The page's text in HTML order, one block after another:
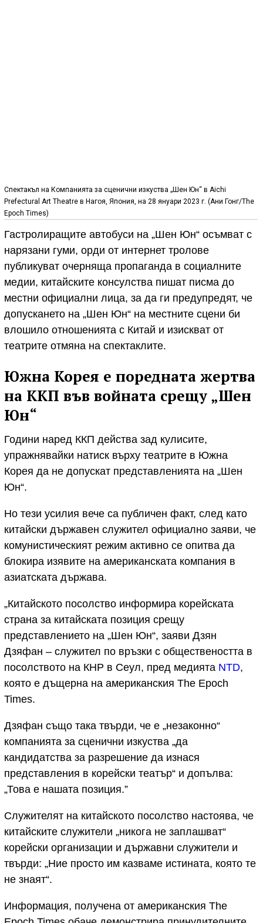
Спектакъл на Компанията за сценични изкуства „Шен Юн“ в Aichi
Prefectural Art Theatre в Нагоя, Япония, на 28 януари 2023 г. (Ани Гонг/The
Epoch Times)
Гастролиращите автобуси на „Шен Юн“ осъмват с
нарязани гуми, орди от интернет тролове
публикуват очерняща пропаганда в социалните
медии, китайските консулства пишат писма до
местни официални лица, за да ги предупредят, че
допускането на „Шен Юн“ на местните сцени би
влошило отношенията с Китай и изискват от
театрите отмяна на спектаклите.
Южна Корея е поредната жертва
на ККП във войната срещу „Шен
Юн“
Години наред ККП действа зад кулисите,
упражнявайки натиск върху театрите в Южна
Корея да не допускат представленията на „Шен
Юн“.
Но тези усилия вече са публичен факт, след като
китайски държавен служител официално заяви, че
комунистическият режим активно се опитва да
блокира изявите на американската компания в
азиатската държава.
„Китайското посолство информира корейската
страна за китайската позиция срещу
представлението на „Шен Юн“, заяви Дзян
Дзяфан – служител по връзки с обществеността в
посолството на КНР в Сеул, пред медията NTD,
която е дъщерна на американския The Epoch
Times.
Дзяфан също така твърди, че е „незаконно“
компанията за сценични изкуства „да
кандидатства за разрешение да изнася
представления в корейски театър“ и допълва:
„Това е нашата позиция.”
Служителят на китайското посолство настоява, че
китайските служители „никога не заплашват“
корейски организации и държавни служители и
твърди: „Ние просто им казваме истината, която те
не знаят“.
Информация, получена от американския The